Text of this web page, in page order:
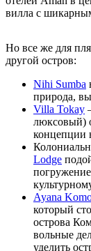
вилла с
Но все же для
другой остров:
Nihi Sumba
природа,
Villa Tokay
люксовый)
концепции
Lodge
Ayana
который
острова
вольные
уделить